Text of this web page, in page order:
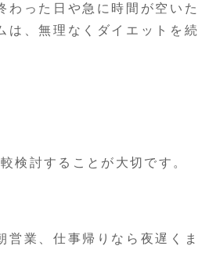
わった日や急に時間が空いた
は、無理なくダイエットを続
検討することが大切です。
業、仕事帰りなら夜遅くま